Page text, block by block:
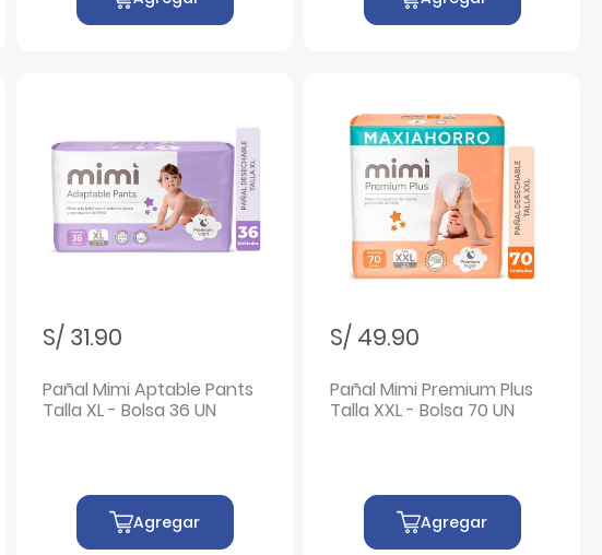
S/ 31.90
Pañal Mimi Aptable Pants
Talla XL - Bolsa 36 UN
Agregar
S/ 49.90
Pañal Mimi Premium Plus
Talla XXL - Bolsa 70 UN
Agregar